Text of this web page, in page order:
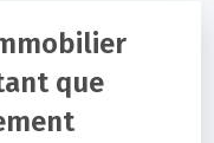
que